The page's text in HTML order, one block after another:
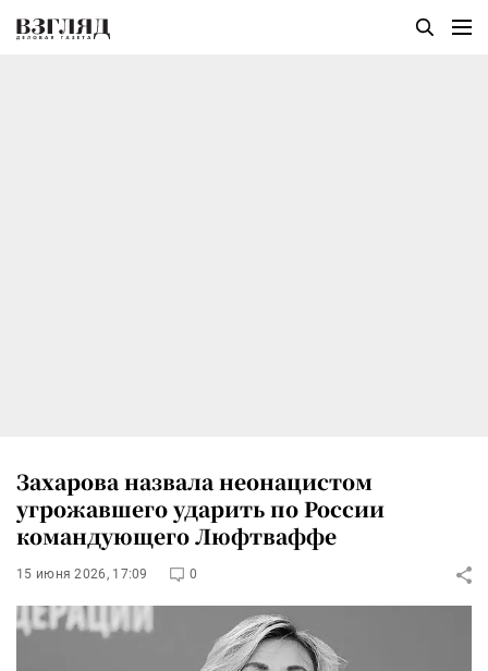
Захарова назвала неонацистом
угрожавшего ударить по России
командующего Люфтваффе
15 июня 2026, 17:09 0